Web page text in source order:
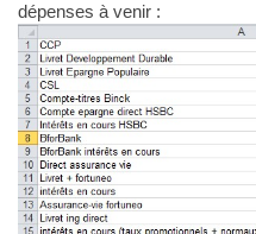
dépenses à venir :